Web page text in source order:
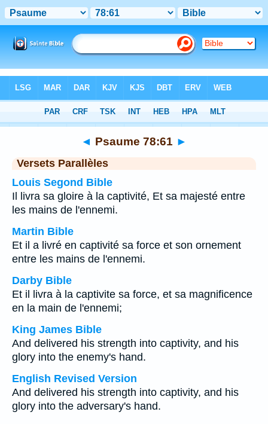
Chapitre 78> Verset 61
◄ Psaume 78:61 ►
Versets Parallèles
Louis Segond Bible
Il livra sa gloire à la captivité, Et sa majesté entre
les mains de l'ennemi.
Martin Bible
Et il a livré en captivité sa force et son ornement
entre les mains de l'ennemi.
Darby Bible
Et il livra à la captivite sa force, et sa magnificence
en la main de l'ennemi;
King James Bible
And delivered his strength into captivity, and his
glory into the enemy's hand.
English Revised Version
And delivered his strength into captivity, and his
glory into the adversary's hand.